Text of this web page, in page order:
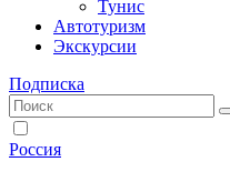
Тунис
Автотуризм
Экскурсии
Подписка
Россия